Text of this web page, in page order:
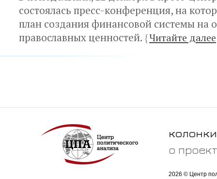
состоялась пресс-конференция, на
план создания финансовой системы на
православных ценностей. {Читайте далее
колонки
о
2026 © Центр